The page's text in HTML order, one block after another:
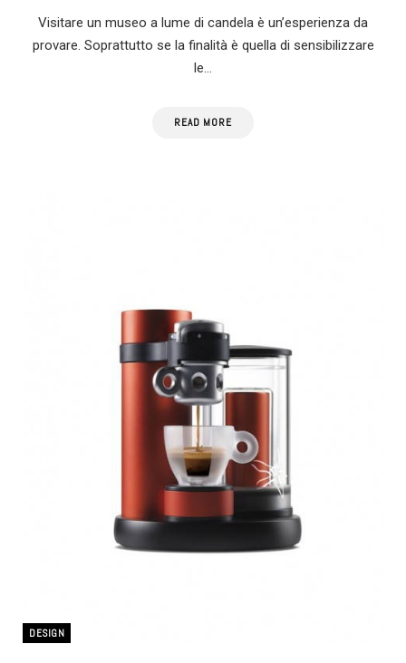
Visitare un museo a lume di candela è un’esperienza da
provare. Soprattutto se la finalità è quella di sensibilizzare
le…
READ MORE
DESIGN